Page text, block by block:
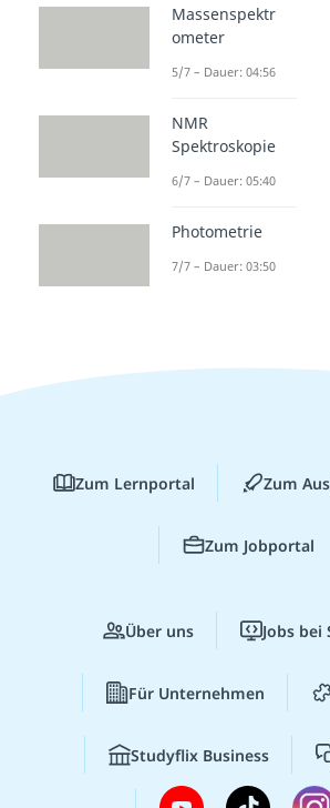
Massenspektr
ometer
5/7 – Dauer: 04:56
NMR
Spektroskopie
6/7 – Dauer: 05:40
Photometrie
7/7 – Dauer: 03:50
Zum Lernportal Zum
Zum Jobportal
Über uns Jobs bei
Für Unternehmen
Studyflix Business